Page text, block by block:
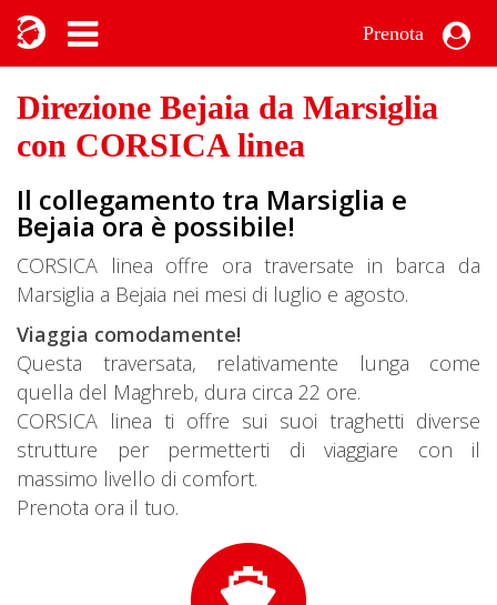
Prenota
Direzione Bejaia da Marsiglia
con CORSICA linea
Il collegamento tra Marsiglia e
Bejaia ora è possibile!
CORSICA linea offre ora traversate in barca da
Marsiglia a Bejaia nei mesi di luglio e agosto.
Viaggia comodamente!
Questa traversata, relativamente lunga come
quella del Maghreb, dura circa 22 ore.
CORSICA linea ti offre sui suoi traghetti diverse
strutture per permetterti di viaggiare con il
massimo livello di comfort.
Prenota ora il tuo.